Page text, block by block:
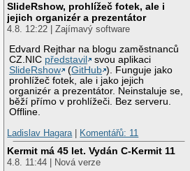
SlideRshow, prohlížeč fotek, ale i
jejich organizér a prezentátor
4.8. 12:22 | Zajímavý software
Edvard Rejthar na blogu zaměstnanců
CZ.NIC představil
svou aplikaci
SlideRshow
(GitHub ). Funguje jako
prohlížeč fotek, ale i jako jejich
organizér a prezentátor. Neinstaluje se,
běží přímo v prohlížeči. Bez serveru.
Offline.
Ladislav Hagara | Komentářů: 11
Kermit má 45 let. Vydán C-Kermit 11
4.8. 11:44 | Nová verze